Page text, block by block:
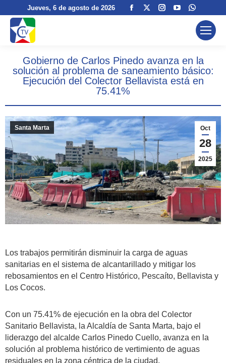
Jueves, 6 de agosto de 2026
Facebook
new
window
new
window
Instagram
new
window
YouTube
opens
new
window
page
opens
new
window
Gobierno de Carlos Pinedo avanza en la
solución al problema de saneamiento básico:
Ejecución del Colector Bellavista está en
75.41%
Oct
28
2025
Santa Marta
Los trabajos permitirán disminuir la carga de aguas
sanitarias en el sistema de alcantarillado y mitigar los
rebosamientos en el Centro Histórico, Pescaíto, Bellavista y
Los Cocos.
Con un 75.41% de ejecución en la obra del Colector
Sanitario Bellavista, la Alcaldía de Santa Marta, bajo el
liderazgo del alcalde Carlos Pinedo Cuello, avanza en la
solución al problema histórico de vertimiento de aguas
residuales en la zona céntrica de la ciudad.